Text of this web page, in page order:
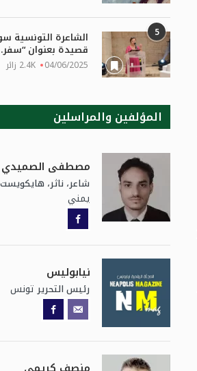
5 الشاعرة التونسية
قصيدة بعنوان
04/06/2025 2.4K زائر
المؤلفين والمراسلين
مصطفى الصميدي
شاعر، ناثر،
يمني
نيابوليس
رئيس التحرير تونس